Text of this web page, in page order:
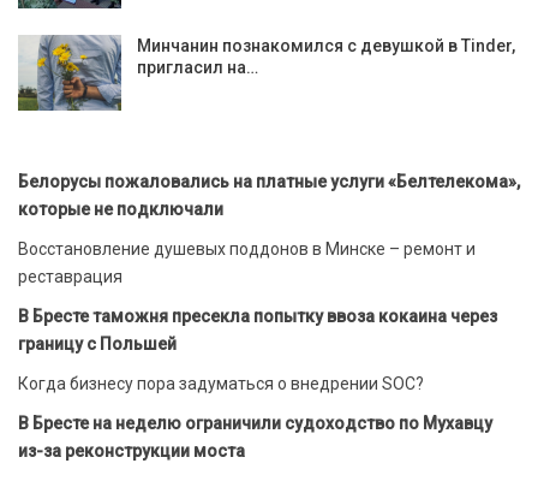
Минчанин познакомился с девушкой в Tinder,
пригласил на…
Белорусы пожаловались на платные услуги «Белтелекома»,
которые не подключали
Восстановление душевых поддонов в Минске – ремонт и
реставрация
В Бресте таможня пресекла попытку ввоза кокаина через
границу с Польшей
Когда бизнесу пора задуматься о внедрении SOC?
В Бресте на неделю ограничили судоходство по Мухавцу
из-за реконструкции моста